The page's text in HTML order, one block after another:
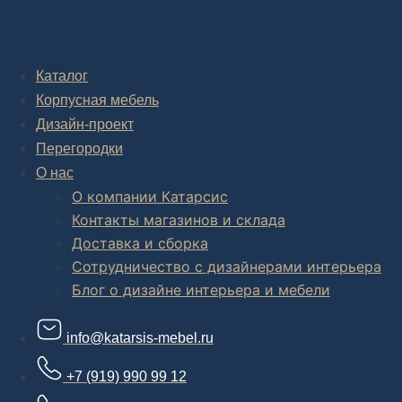
Каталог
Корпусная мебель
Дизайн-проект
Перегородки
О нас
О компании Катарсис
Контакты магазинов и склада
Доставка и сборка
Сотрудничество с дизайнерами интерьера
Блог о дизайне интерьера и мебели
info@katarsis-mebel.ru
+7 (919) 990 99 12